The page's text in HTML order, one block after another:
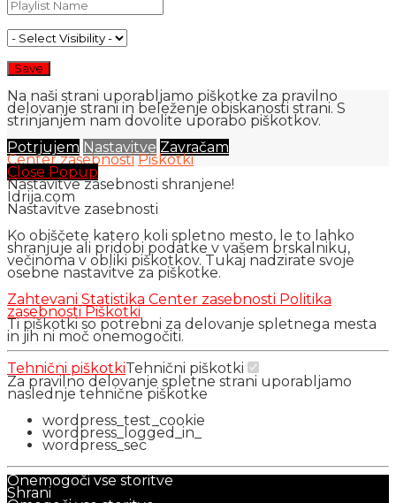
Na naši strani uporabljamo piškotke za pravilno
delovanje strani in beleženje obiskanosti strani. S
strinjanjem nam dovolite uporabo piškotkov.
Potrjujem Nastavitve Zavračam
Center zasebnosti Piškotki
Close Popup
Nastavitve zasebnosti shranjene!
Idrija.com
Nastavitve zasebnosti
Ko obiščete katero koli spletno mesto, le to lahko
shranjuje ali pridobi podatke v vašem brskalniku,
večinoma v obliki piškotkov. Tukaj nadzirate svoje
osebne nastavitve za piškotke.
Zahtevani Statistika Center zasebnosti Politika
zasebnosti Piškotki
Ti piškotki so potrebni za delovanje spletnega mesta
in jih ni moč onemogočiti.
Tehnični piškotkiTehnični piškotki
Za pravilno delovanje spletne strani uporabljamo
naslednje tehnične piškotke
wordpress_test_cookie
wordpress_logged_in_
wordpress_sec
Onemogoči vse storitve
Shrani